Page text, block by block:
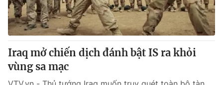
Iraq mở chiến dịch đánh bật IS ra khỏi
vùng sa mạc